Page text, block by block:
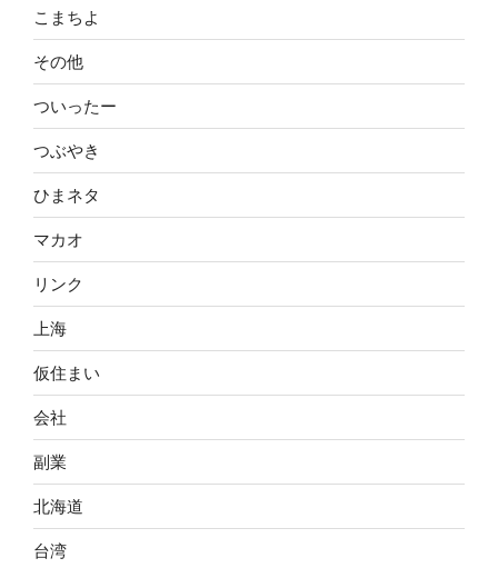
こまちよ
その他
ついったー
つぶやき
ひまネタ
マカオ
リンク
上海
仮住まい
会社
副業
北海道
台湾